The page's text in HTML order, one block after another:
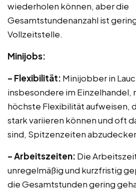
wiederholen können, aber die
Gesamtstundenanzahl ist
Vollzeitstelle.
Minijobs:
– Flexibilität: Minijobber in
insbesondere im Einzelhandel,
höchste Flexibilität aufweisen,
stark variieren können und oft
sind, Spitzenzeiten
– Arbeitszeiten: Die
unregelmäßig und kurzfristig
die Gesamtstunden gering